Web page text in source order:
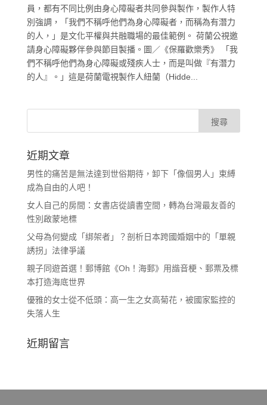
員，都有不同比例由身心障礙者共同參與製作，製作人特
別強調，「我們不稱呼他們為身心障礙者，而稱為有潛力
的人，」是文化平權與共融職場的最佳範例。 荷蘭公視邀
請身心障礙夥伴參與節目製播。圖／《保羅歡樂秀》 「我
們不稱呼他們為身心障礙或殘疾人士，而是叫做『有潛力
的人』。」這是荷蘭電視製作人紐蘭（Hidde...
近期文章
男性的痛苦是無法達到世俗期待，卸下「像個男人」束縛
成為自由的人吧！
女人自己的房間：女書店從讀書空間，轉為台灣最友善的
性別啟蒙地標
父母為何變成「綁架者」？剖析日本跨國婚姻中的「單親
誘拐」法律爭議
親子同遊首選！郵博館《Oh！海郵》用諧音梗、郵票及標
本打造海底世界
優雅的女士從不低頭：高一生之女高菊花，被國家監控的
失落人生
近期留言